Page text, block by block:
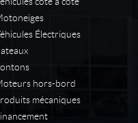
Électriques
hors-bord
mécaniques